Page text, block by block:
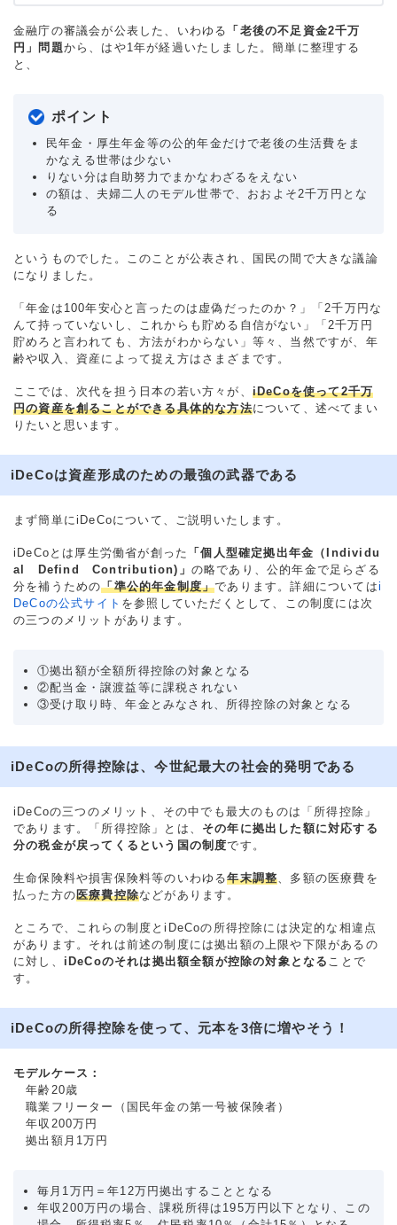
金融庁の審議会が公表した、いわゆる 「老後の不足資金2千万
円」問題から、はや1年が経過いたしました。簡単に整理する
と、
ポイント
民年金・厚生年金等の公的年金だけで老後の生活費をま
かなえる世帯は少ない
りない分は自助努力でまかなわざるをえない
の額は、夫婦二人のモデル世帯で、おおよそ2千万円とな
る
というものでした。このことが公表され、国民の間で大きな議論
になりました。
「年金は100年安心と言ったのは虚偽だったのか？」「2千万円な
んて持っていないし、これからも貯める自信がない」「2千万円
貯めろと言われても、方法がわからない」等々、当然ですが、年
齢や収入、資産によって捉え方はさまざまです。
ここでは、次代を担う日本の若い方々が、 iDeCoを使って2千万
円の資産を創ることができる具体的な方法について、述べてまい
りたいと思います。
iDeCoは資産形成のための最強の武器である
まず簡単にiDeCoについて、ご説明いたします。
iDeCoとは厚生労働省が創った 「個人型確定拠出年金（Individu
al Defind Contribution)」 の略であり、公的年金で足らざる
分を補うための「準公的年金制度」であります。詳細についてはi
DeCoの公式サイト を参照していただくとして、この制度には次
の三つのメリットがあります。
①拠出額が全額所得控除の対象となる
②配当金・譲渡益等に課税されない
③受け取り時、年金とみなされ、所得控除の対象となる
iDeCoの所得控除は、今世紀最大の社会的発明である
iDeCoの三つのメリット、その中でも最大のものは「所得控除」
であります。「所得控除」とは、 その年に拠出した額に対応する
分の税金が戻ってくるという国の制度です。
生命保険料や損害保険料等のいわゆる年末調整、多額の医療費を
払った方の医療費控除などがあります。
ところで、これらの制度とiDeCoの所得控除には決定的な相違点
があります。それは前述の制度には拠出額の上限や下限があるの
に対し、 iDeCoのそれは拠出額全額が控除の対象となる ことで
す。
iDeCoの所得控除を使って、元本を3倍に増やそう！
モデルケース：
年齢20歳
職業フリーター（国民年金の第一号被保険者）
年収200万円
拠出額月1万円
毎月1万円＝年12万円拠出することとなる
年収200万円の場合、課税所得は195万円以下となり、この